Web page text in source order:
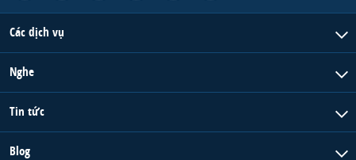
Các dịch vụ
Nghe
Tin tức
Blog